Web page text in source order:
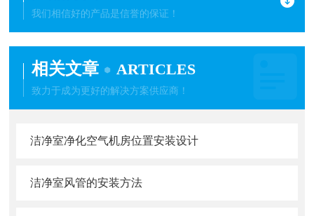
我们相信好的产品是信誉的保证！
相关文章 ARTICLES
致力于成为更好的解决方案供应商！
洁净室净化空气机房位置安装设计
洁净室风管的安装方法